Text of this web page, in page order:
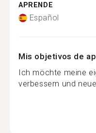
APRENDE
Español
Mis objetivos de
Ich möchte meine
verbessern und